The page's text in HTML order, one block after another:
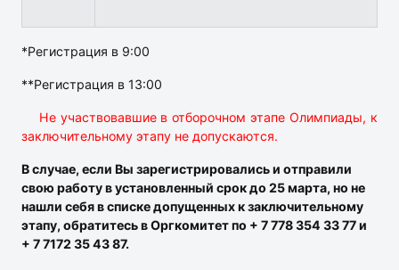
*Регистрация в 9:00
**Регистрация в 13:00
Не участвовавшие в отборочном этапе Олимпиады, к
заключительному этапу не допускаются.
В случае, если Вы зарегистрировались и отправили
свою работу в установленный срок до 25 марта, но не
нашли себя в списке допущенных к заключительному
этапу, обратитесь в Оргкомитет по + 7 778 354 33 77 и
+ 7 7172 35 43 87.